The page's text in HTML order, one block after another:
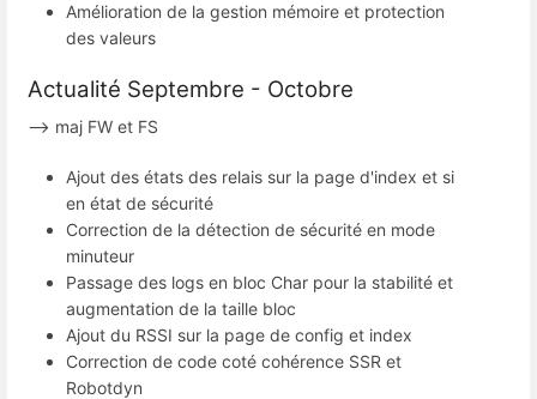
Amélioration de la gestion mémoire et protection
des valeurs
Actualité Septembre - Octobre
--> maj FW et FS
Ajout des états des relais sur la page d'index et si
en état de sécurité
Correction de la détection de sécurité en mode
minuteur
Passage des logs en bloc Char pour la stabilité et
augmentation de la taille bloc
Ajout du RSSI sur la page de config et index
Correction de code coté cohérence SSR et
Robotdyn